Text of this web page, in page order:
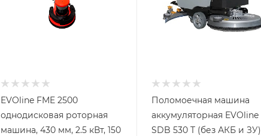
EVOline FME 2500
однодисковая роторная
машина, 430 мм, 2.5 кВт, 150
Поломоечная машина
аккумуляторная EVOline
SDB 530 T (без АКБ и ЗУ)